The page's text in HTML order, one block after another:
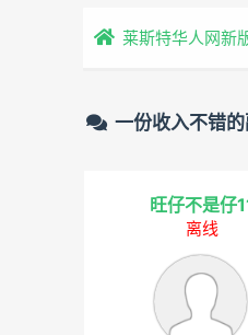
莱斯特华人网新
一份收入不错
旺仔不是仔
离线